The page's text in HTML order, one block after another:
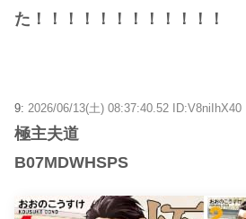
た！！！！！！！！！！！！
9: 2026/06/13(土) 08:37:40.52 ID:V8niIhX40
極主夫道
B07MDWHSPS